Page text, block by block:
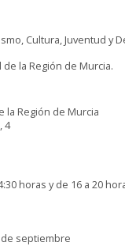
Cultura, Juventud y
la Región de Murcia.
la Región de Murcia
4
horas y de 16 a 20
de septiembre